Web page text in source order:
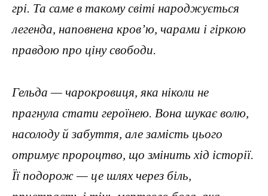
грі. Та саме в такому світі народжується
легенда, наповнена кров’ю, чарами і гіркою
правдою про ціну свободи.
Гельда — чарокровиця, яка ніколи не
прагнула стати героїнею. Вона шукає волю,
насолоду й забуття, але замість цього
отримує пророцтво, що змінить хід історії.
Її подорож — це шлях через біль,